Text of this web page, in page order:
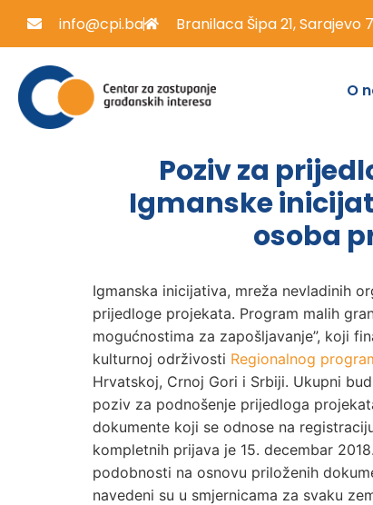
info@cpi.ba Branilaca Šipa 21, Sarajevo
O
Poziv za
Igmanske
osoba
Igmanska inicijativa, mreža nevladinih
prijedloge projekata. Program malih
mogućnostima za zapošljavanje”, koji
kulturnoj održivosti Regionalnog
Hrvatskoj, Crnoj Gori i Srbiji. Ukupni
poziv za podnošenje prijedloga
dokumente koji se odnose na
kompletnih prijava je 15. decembar
podobnosti na osnovu priloženih
navedeni su u smjernicama za svaku